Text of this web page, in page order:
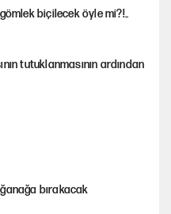
biçilecek öyle mi?!..
tutuklanmasının ardından
bırakacak